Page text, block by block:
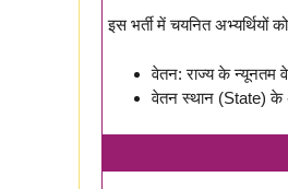
इस भर्ती में चयनित अभ्यर्थियों
वेतन: राज्य के
वेतन स्थान (State)